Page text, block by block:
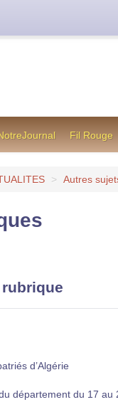
Fil Rouge
> Autres
d’Algérie
département du 17 au
en cas de difficultés,